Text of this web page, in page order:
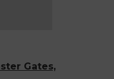
Gates,